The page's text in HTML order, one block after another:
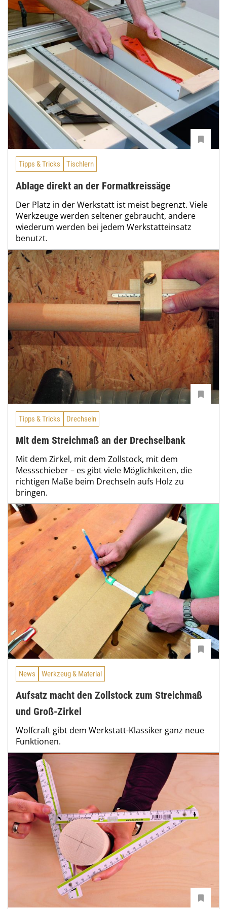
Tipps & Tricks Tischlern
Ablage direkt an der Formatkreissäge
Der Platz in der Werkstatt ist meist begrenzt. Viele
Werkzeuge werden seltener gebraucht, andere
wiederum werden bei jedem Werkstatteinsatz
benutzt.
Tipps & Tricks Drechseln
Mit dem Streichmaß an der Drechselbank
Mit dem Zirkel, mit dem Zollstock, mit dem
Messschieber – es gibt viele Möglichkeiten, die
richtigen Maße beim Drechseln aufs Holz zu
bringen.
News Werkzeug & Material
Aufsatz macht den Zollstock zum Streichmaß
und Groß-Zirkel
Wolfcraft gibt dem Werkstatt-Klassiker ganz neue
Funktionen.